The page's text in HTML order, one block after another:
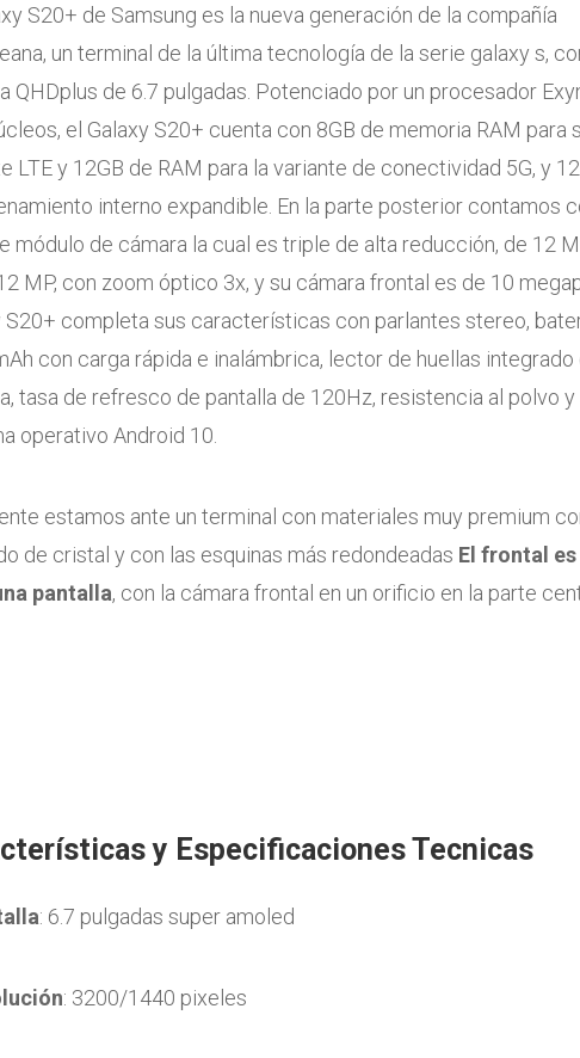
S20+ de Samsung es la nueva generación de la compañía
un terminal de la última tecnología de la serie galaxy s,
QHDplus de 6.7 pulgadas. Potenciado por un procesador
el Galaxy S20+ cuenta con 8GB de memoria RAM para
LTE y 12GB de RAM para la variante de conectividad 5G, y
interno expandible. En la parte posterior contamos
módulo de cámara la cual es triple de alta reducción, de 12
MP, con zoom óptico 3x, y su cámara frontal es de 10
S20+ completa sus características con parlantes stereo,
con carga rápida e inalámbrica, lector de huellas integrado
tasa de refresco de pantalla de 120Hz, resistencia al polvo y
operativo Android 10.
estamos ante un terminal con materiales muy premium
de cristal y con las esquinas más redondeadas El frontal
pantalla, con la cámara frontal en un orificio en la parte
y Especificaciones Tecnicas
: 6.7 pulgadas super amoled
: 3200/1440 pixeles